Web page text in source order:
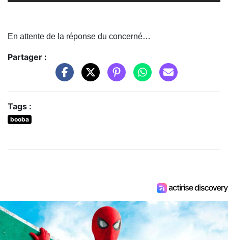
En attente de la réponse du concerné…
Partager :
Tags :
booba